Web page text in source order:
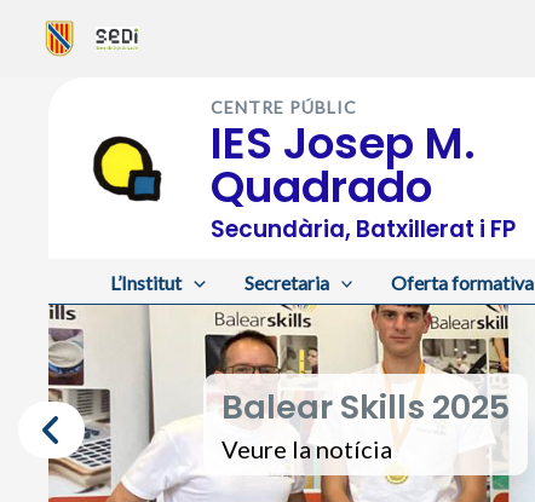
CENTRE PÚBLIC
IES Josep M.
Quadrado
Secundària, Batxillerat i FP
L’Institut Secretaria Oferta formativa